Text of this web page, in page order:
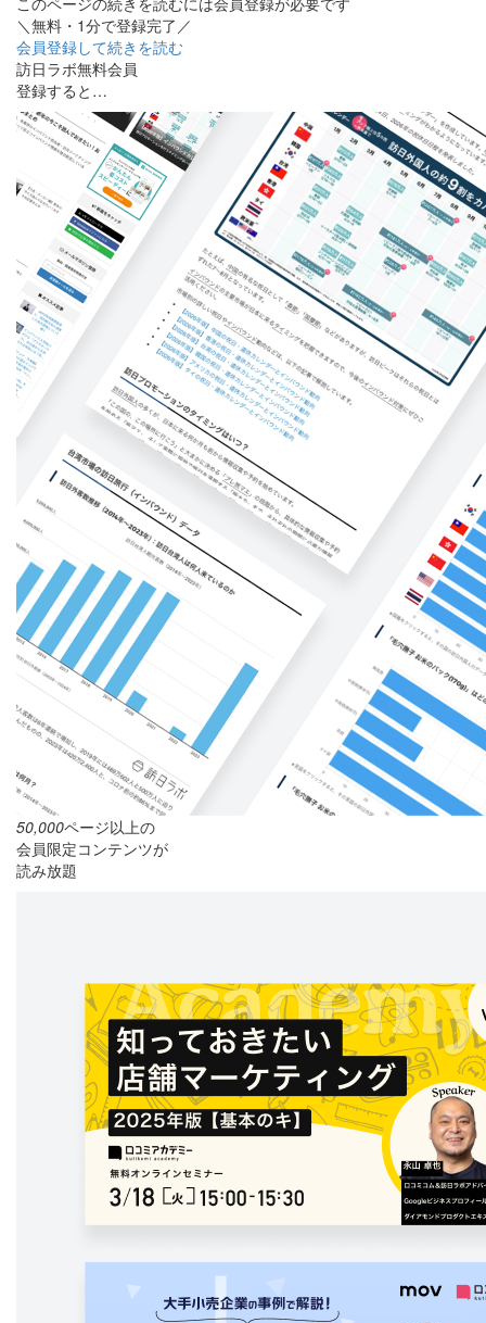
＼無料・1分で登録完了／
会員登録して続きを読む
訪日ラボ無料会員
登録すると…
50,000ページ以上の
会員限定コンテンツが
読み放題